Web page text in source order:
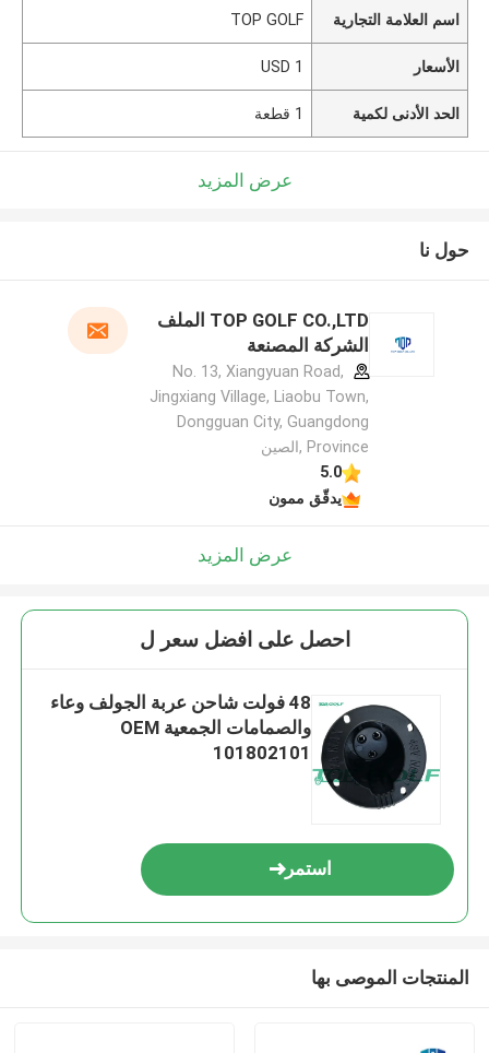
اسم العلامة التجارية TOP GOLF
الأسعار 1 USD
الحد الأدنى لكمية 1 قطعة
عرض المزيد
حول نا
TOP GOLF CO.,LTD الملف
الشركة المصنعة
No. 13, Xiangyuan Road,
Jingxiang Village, Liaobu Town,
Dongguan City, Guangdong
Province ,الصين
5.0
يدقّق ممون
عرض المزيد
احصل على افضل سعر ل
48 فولت شاحن عربة الجولف وعاء
والصمامات الجمعية OEM
101802101
استمر
المنتجات الموصى بها